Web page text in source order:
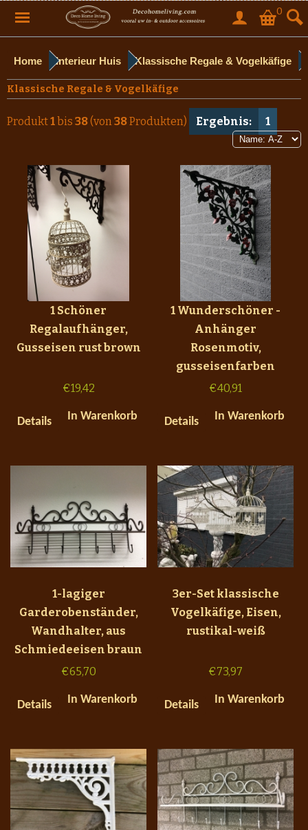
0
Home Interieur Huis Klassische Regale & Vogelkäfige
Klassische Regale & Vogelkäfige
Produkt1bis 38(von38Produkten) Ergebnis: 1
1 Schöner
Regalaufhänger,
Gusseisen rust brown
€19,42
Details In Warenkorb
1 Wunderschöner -
Anhänger
Rosenmotiv,
gusseisenfarben
€40,91
Details In Warenkorb
1-lagiger
Garderobenständer,
Wandhalter, aus
Schmiedeeisen braun
€65,70
Details In Warenkorb
3er-Set klassische
Vogelkäfige, Eisen,
rustikal-weiß
€73,97
Details In Warenkorb